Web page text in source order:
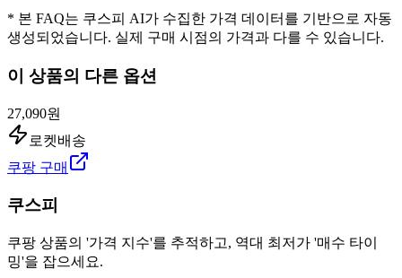
* 본 FAQ는 쿠스피 AI가 수집한 가격 데이터를 기반으로 자동
생성되었습니다. 실제 구매 시점의 가격과 다를 수 있습니다.
이 상품의 다른 옵션
27,090원
로켓배송
쿠팡 구매
쿠스피
쿠팡 상품의 '가격 지수'를 추적하고, 역대 최저가 '매수 타이
밍'을 잡으세요.